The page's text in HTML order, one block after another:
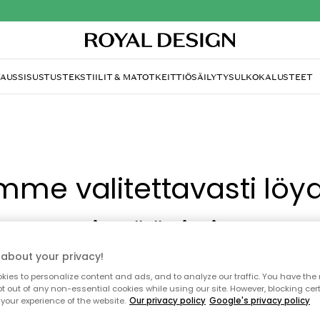
SISUSTUSTEKSTIILIT & MATOTKEITTIÖSÄILYTYSULKOKALUSTEET
valitettavasti
etsimääsi sivua
että sivua ei enää ole tai siitä, että se on siirretty
aiheutunutta häiriötä. Voit kokeilla uudelleen yllä
your privacy!
to personalize content and ads, and to analyze our traffic. You have
out of any non-essential cookies while using our site. However, blocking
experience of the website. Our privacy policy Google's privacy policy